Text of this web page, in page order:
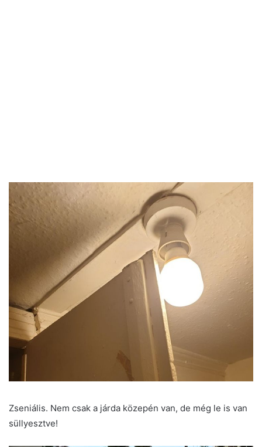
Zseniális. Nem csak a járda közepén van, de még le is van
süllyesztve!